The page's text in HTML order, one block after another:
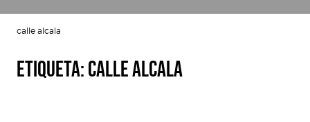
calle alcala
Etiqueta:calle alcala